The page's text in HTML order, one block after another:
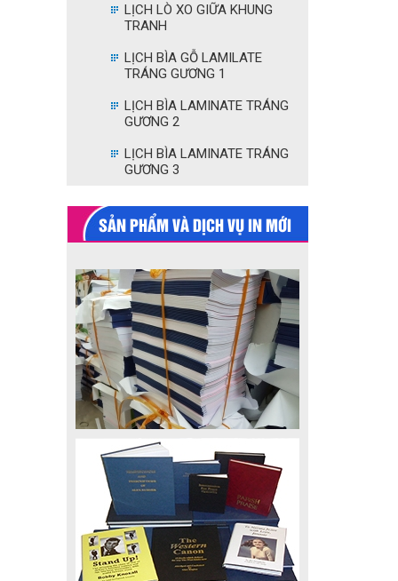
LỊCH LÒ XO GIỮA KHUNG
TRANH
LỊCH BÌA GỖ LAMILATE
TRÁNG GƯƠNG 1
LỊCH BÌA LAMINATE TRÁNG
GƯƠNG 2
LỊCH BÌA LAMINATE TRÁNG
GƯƠNG 3
SẢN PHẨM VÀ DỊCH VỤ IN MỚI